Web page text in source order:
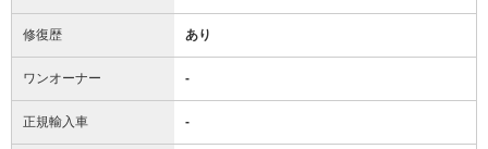
修復歴 あり
ワンオーナー -
正規輸入車 -